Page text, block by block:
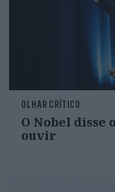
OLHAR CRÍTICO
O Nobel disse
ouvir